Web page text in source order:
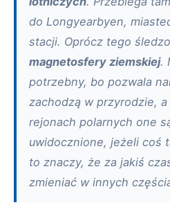
do Longyearbyen,
stacji. Oprócz tego
magnetosfery ziemskiej.
potrzebny, bo pozwala
zachodzą w przyrodzie, a
rejonach polarnych one
uwidocznione, jeżeli coś
to znaczy, że za jakiś
zmieniać w innych